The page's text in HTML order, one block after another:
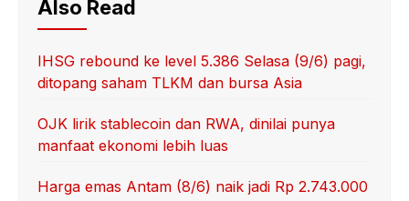
Also Read
IHSG rebound ke level 5.386 Selasa (9/6) pagi,
ditopang saham TLKM dan bursa Asia
OJK lirik stablecoin dan RWA, dinilai punya
manfaat ekonomi lebih luas
Harga emas Antam (8/6) naik jadi Rp 2.743.000